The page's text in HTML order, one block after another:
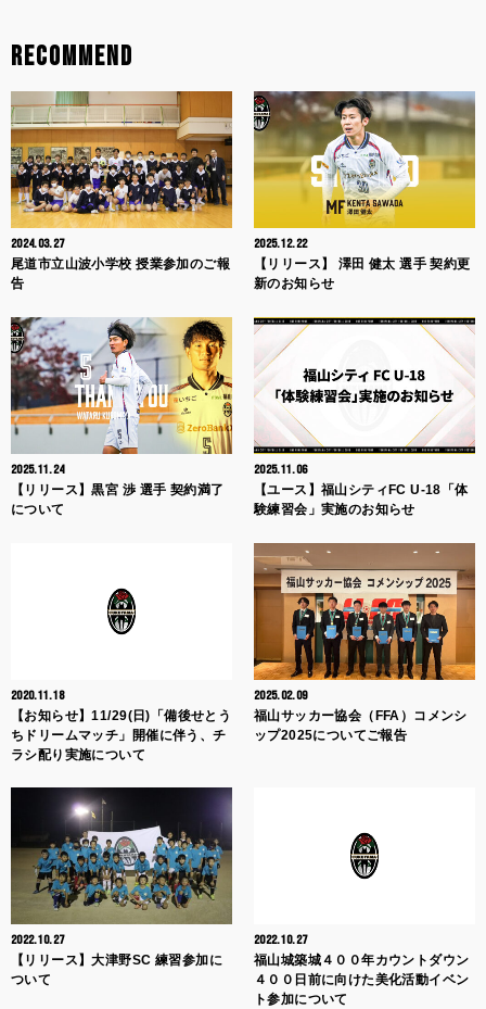
RECOMMEND
2024.03.27
尾道市立山波小学校 授業参加のご報
告
2025.12.22
【リリース】 澤田 健太 選手 契約更
新のお知らせ
2025.11.24
【リリース】黒宮 渉 選手 契約満了
について
2025.11.06
【ユース】福山シティFC U-18「体
験練習会」実施のお知らせ
2020.11.18
【お知らせ】11/29(日)「備後せとう
ちドリームマッチ」開催に伴う、チ
ラシ配り実施について
2025.02.09
福山サッカー協会（FFA）コメンシ
ップ2025についてご報告
2022.10.27
【リリース】大津野SC 練習参加に
ついて
2022.10.27
福山城築城４００年カウントダウン
４００日前に向けた美化活動イベン
ト参加について